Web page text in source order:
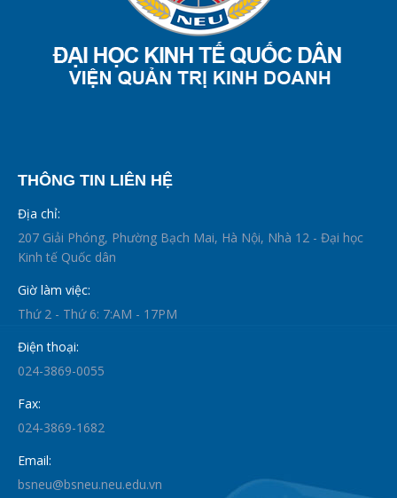
THÔNG TIN LIÊN HỆ
Địa chỉ:
207 Giải Phóng, Phường Bạch Mai, Hà Nội, Nhà 12 - Đại học
Kinh tế Quốc dân
Giờ làm việc:
Thứ 2 - Thứ 6: 7:AM - 17PM
Điện thoại:
024-3869-0055
Fax:
024-3869-1682
Email:
bsneu@bsneu.neu.edu.vn